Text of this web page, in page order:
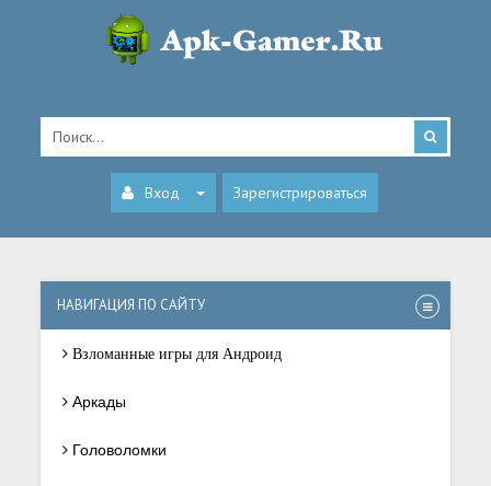
Вход Зарегистрироваться
НАВИГАЦИЯ ПО САЙТУ
Взломанные игры для Андроид
Аркады
Головоломки